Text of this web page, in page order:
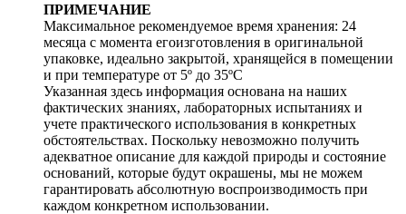
ПРИМЕЧАНИЕ
Максимальное рекомендуемое время хранения: 24
месяца с момента егоизготовления в оригинальной
упаковке, идеально закрытой, хранящейся в помещении
и при температуре от 5º до 35ºC
Указанная здесь информация основана на наших
фактических знаниях, лабораторных испытаниях и
учете практического использования в конкретных
обстоятельствах. Поскольку невозможно получить
адекватное описание для каждой природы и состояние
оснований, которые будут окрашены, мы не можем
гарантировать абсолютную воспроизводимость при
каждом конкретном использовании.